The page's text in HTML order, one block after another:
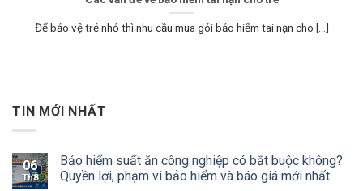
Để bảo vệ trẻ nhỏ thì nhu cầu mua gói bảo hiểm tai nạn cho [...]
TIN MỚI NHẤT
06
Th8
Bảo hiểm suất ăn công nghiệp có bắt buộc không?
Quyền lợi, phạm vi bảo hiểm và báo giá mới nhất